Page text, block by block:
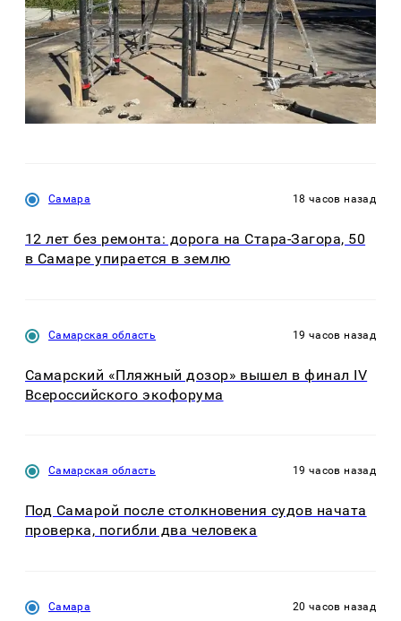
Самара 18 часов назад
12 лет без ремонта: дорога на Стара-Загора, 50
в Самаре упирается в землю
Самарская область 19 часов назад
Самарский «Пляжный дозор» вышел в финал IV
Всероссийского экофорума
Самарская область 19 часов назад
Под Самарой после столкновения судов начата
проверка, погибли два человека
Самара 20 часов назад